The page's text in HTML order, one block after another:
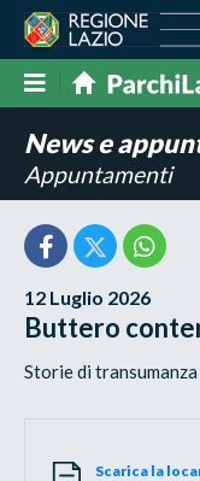
News e
Appuntamenti
12 Luglio 2026
Buttero
Storie di
Scarica la